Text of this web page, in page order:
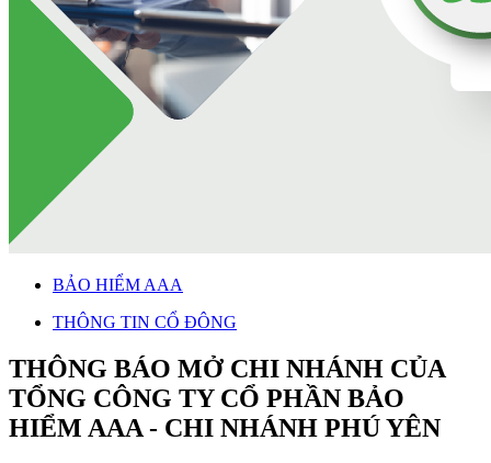
BẢO HIỂM AAA
THÔNG TIN CỔ ĐÔNG
THÔNG BÁO MỞ CHI NHÁNH CỦA
TỔNG CÔNG TY CỔ PHẦN BẢO
HIỂM AAA - CHI NHÁNH PHÚ YÊN